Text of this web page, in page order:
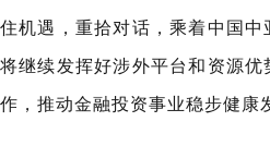
住机遇，重拾对话，乘着中国
将继续发挥好涉外平台和资源
作，推动金融投资事业稳步健康